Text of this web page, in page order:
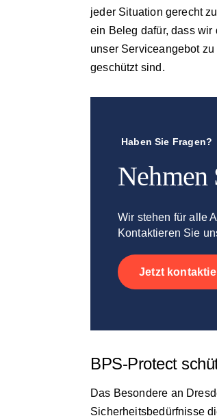
jeder Situation gerecht
ein Beleg dafür, dass
unser Serviceangebot
geschützt sind.
Haben Sie Fragen?
Nehmen
Wir stehen für alle
Kontaktieren Sie
Jetzt
BPS-Protect
Das Besondere an
Sicherheitsbedürfnisse